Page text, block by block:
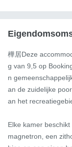
樺居Deze
g van 9,5 op
n
an de zuidelijke
an het
Elke kamer
magnetron, een